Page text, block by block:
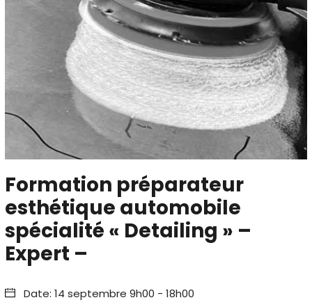
Formation préparateur
esthétique automobile
spécialité « Detailing » –
Expert –
Date: 14 septembre 9h00 -18h00